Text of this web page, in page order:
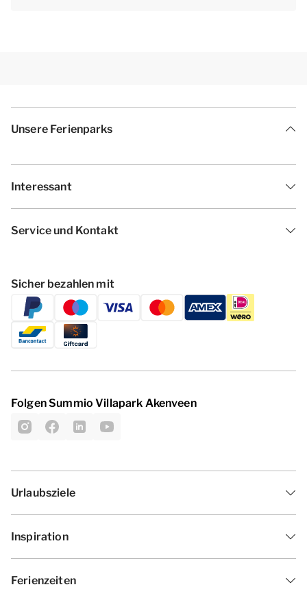
Unsere Ferienparks
Interessant
Service und Kontakt
Sicher bezahlen mit
Folgen Summio Villapark Akenveen
Urlaubsziele
Inspiration
Ferienzeiten